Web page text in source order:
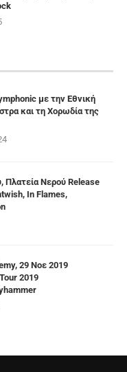
με την Εθνική
και τη Χορωδία της
Πλατεία Νερού Release
In Flames,
29 Νοε 2019
2019